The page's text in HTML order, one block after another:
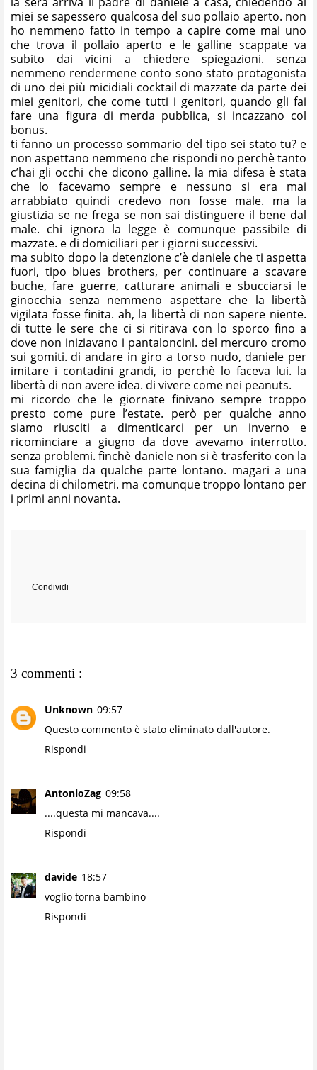
miei se sapessero qualcosa del suo pollaio aperto. non
ho nemmeno fatto in tempo a capire come mai uno
che trova il pollaio aperto e le galline scappate va
subito dai vicini a chiedere spiegazioni. senza
nemmeno rendermene conto sono stato protagonista
di uno dei più micidiali cocktail di mazzate da parte dei
miei genitori, che come tutti i genitori, quando gli fai
fare una figura di merda pubblica, si incazzano col
bonus.
ti fanno un processo sommario del tipo sei stato tu? e
non aspettano nemmeno che rispondi no perchè tanto
c’hai gli occhi che dicono galline. la mia difesa è stata
che lo facevamo sempre e nessuno si era mai
arrabbiato quindi credevo non fosse male. ma la
giustizia se ne frega se non sai distinguere il bene dal
male. chi ignora la legge è comunque passibile di
mazzate. e di domiciliari per i giorni successivi.
ma subito dopo la detenzione c’è daniele che ti aspetta
fuori, tipo blues brothers, per continuare a scavare
buche, fare guerre, catturare animali e sbucciarsi le
ginocchia senza nemmeno aspettare che la libertà
vigilata fosse finita. ah, la libertà di non sapere niente.
di tutte le sere che ci si ritirava con lo sporco fino a
dove non iniziavano i pantaloncini. del mercuro cromo
sui gomiti. di andare in giro a torso nudo, daniele per
imitare i contadini grandi, io perchè lo faceva lui. la
libertà di non avere idea. di vivere come nei peanuts.
mi ricordo che le giornate finivano sempre troppo
presto come pure l’estate. però per qualche anno
siamo riusciti a dimenticarci per un inverno e
ricominciare a giugno da dove avevamo interrotto.
senza problemi. finchè daniele non si è trasferito con la
sua famiglia da qualche parte lontano. magari a una
decina di chilometri. ma comunque troppo lontano per
i primi anni novanta.
Condividi
3 commenti :
Unknown 09:57
Questo commento è stato eliminato dall'autore.
Rispondi
AntonioZag 09:58
....questa mi mancava....
Rispondi
davide 18:57
voglio torna bambino
Rispondi